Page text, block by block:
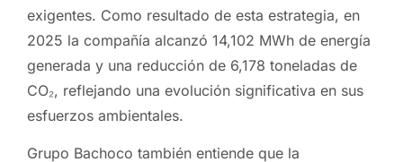
exigentes. Como resultado de esta estrategia, en
2025 la compañía alcanzó 14,102 MWh de energía
generada y una reducción de 6,178 toneladas de
CO₂, reflejando una evolución significativa en sus
esfuerzos ambientales.
Grupo Bachoco también entiende que la